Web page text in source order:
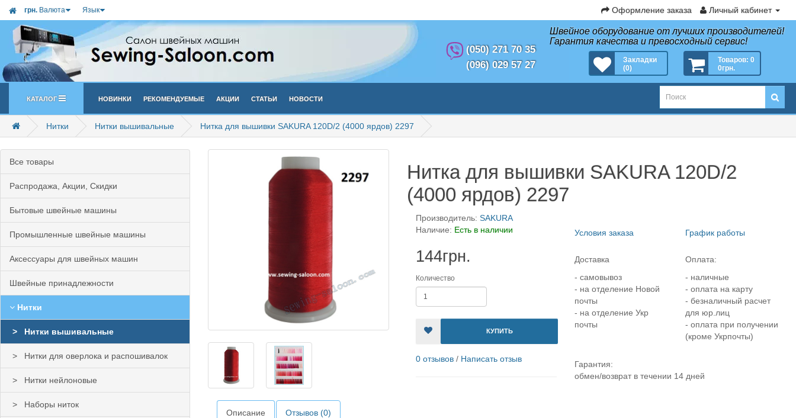
грн. Валюта Язык Оформление заказа Личный кабинет
(050) 271 70 35
(096) 029 57 27
Швейное оборудование от лучших производителей!
Гарантия качества и превосходный сервис!
Закладки
(0)
Товаров: 0
0грн.
Каталог Новинки Рекомендуемые Акции Статьи Новости
Нитки Нитки вышивальные Нитка для вышивки SAKURA 120D/2 (4000 ярдов) 2297
Все товары
Распродажа, Акции, Скидки
Бытовые швейные машины
Промышленные швейные машины
Аксессуары для швейных машин
Швейные принадлежности
Нитки
Нитки вышивальные
Нитки для оверлока и распошивалок
Нитки нейлоновые
Наборы ниток
Нитка для вышивки SAKURA 120D/2
(4000 ярдов) 2297
Производитель: SAKURA
Наличие: Есть в наличии
144грн.
Количество
КУПИТЬ
0 отзывов / Написать отзыв
Условия заказа
Доставка
- самовывоз
- на отделение Новой
почты
- на отделение Укр
почты
График работы
Оплата:
- наличные
- оплата на карту
- безналичный расчет
для юр.лиц
- оплата при получении
(кроме Укрпочты)
Гарантия:
обмен/возврат в течении 14 дней
Описание Отзывов (0)